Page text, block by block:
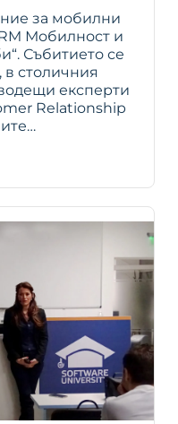
за мобилни
Мобилност и
Събитието се
в столичния
експерти
Relationship